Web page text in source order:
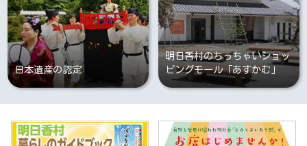
日本遺産の認定
明日香村のちっちゃいショッ
ピングモール「あすかむ」